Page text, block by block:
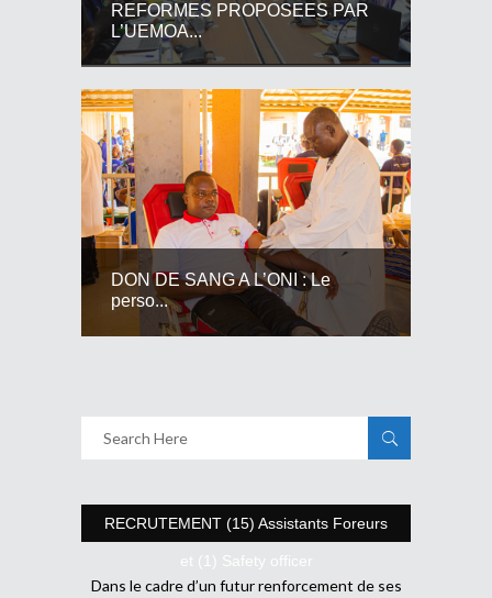
REFORMES PROPOSEES PAR
L’UEMOA...
DON DE SANG A L’ONI : Le
perso...
RECRUTEMENT (15) Assistants Foreurs
et (1) Safety officer
Dans le cadre d’un futur renforcement de ses